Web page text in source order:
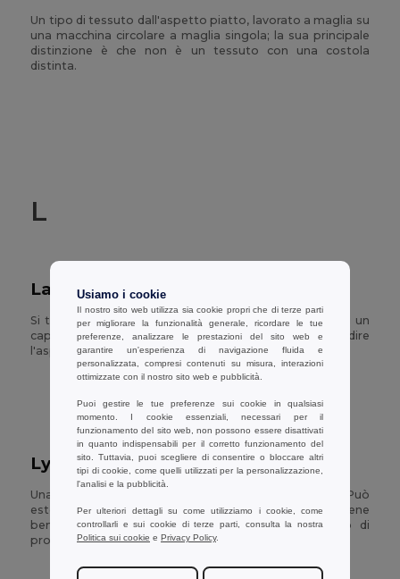
Un tipo di tessuto dall'aspetto piatto, lavorato a maglia su
una macchina circolare a maglia singola; la sua principale
distinzione è che non è un tessuto con una costola
distinta.
L
Lavaggio con candeggina
Si tratta di un processo di lavaggio di un tessuto o di un
capo con prodotto di candeggina per ammorbidire
l'aspetto del tessuto.
Lycra®
Una fibra elastomerica che si mescola con altre fibre. Può
estendersi al 500 per cento senza rompersi. Trattiene
bene i coloranti ed è resistente al calore. Marchio di
proprietà di du pont.
Usiamo i cookie
Il nostro sito web utilizza sia cookie propri che di terze parti
per migliorare la funzionalità generale, ricordare le tue
preferenze, analizzare le prestazioni del sito web e
garantire un'esperienza di navigazione fluida e
personalizzata, compresi contenuti su misura, interazioni
ottimizzate con il nostro sito web e pubblicità.
Puoi gestire le tue preferenze sui cookie in qualsiasi
momento. I cookie essenziali, necessari per il
funzionamento del sito web, non possono essere disattivati
in quanto indispensabili per il corretto funzionamento del
sito. Tuttavia, puoi scegliere di consentire o bloccare altri
tipi di cookie, come quelli utilizzati per la personalizzazione,
l'analisi e la pubblicità.
Per ulteriori dettagli su come utilizziamo i cookie, come
controllarli e sui cookie di terze parti, consulta la nostra
Politica sui cookie e Privacy Policy.